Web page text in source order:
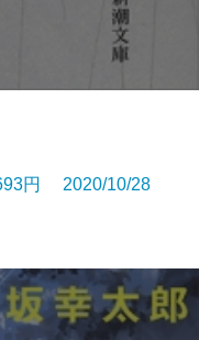
円 2020/10/28